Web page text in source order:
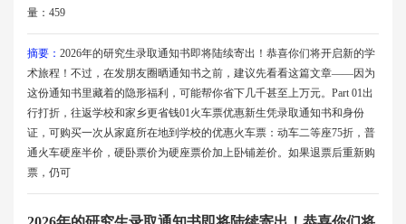
量：459
摘要： 2026年的研究生录取通知书即将陆续寄出！恭喜你们将开启新的学
术旅程！不过，在发朋友圈晒通知书之前，建议先看看这篇文章——因为
这份通知书里藏着的隐形福利，可能帮你省下几千甚至上万元。Part 01出
行打折，往返学校和家乡更省钱01火车票优惠新生凭录取通知书和身份
证，可购买一次从家庭所在地到学校的优惠火车票：动车二等座75折，普
通火车硬座半价，硬卧票价为硬座票价加上卧铺差价。如果退票后重新购
票，仍可